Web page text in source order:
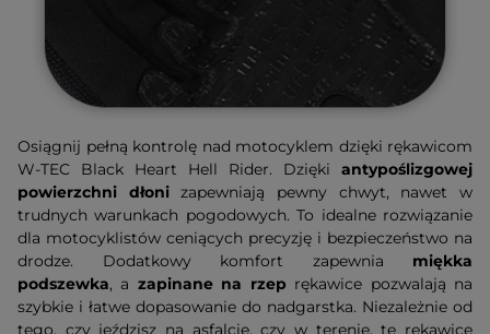
Osiągnij pełną kontrolę nad motocyklem dzięki rękawicom
W-TEC Black Heart Hell Rider. Dzięki antypoślizgowej
powierzchni dłonizapewniają pewny chwyt, nawet w
trudnych warunkach pogodowych. To idealne rozwiązanie
dla motocyklistów ceniących precyzję i bezpieczeństwo na
drodze. Dodatkowy komfort zapewnia miękka
podszewka, a zapinane na rzep rękawice pozwalają na
szybkie i łatwe dopasowanie do nadgarstka. Niezależnie od
tego, czy jeździsz na asfalcie, czy w terenie, te rękawice